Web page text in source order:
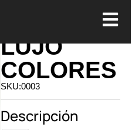
LUJO
COLORES
SKU:0003
Descripción